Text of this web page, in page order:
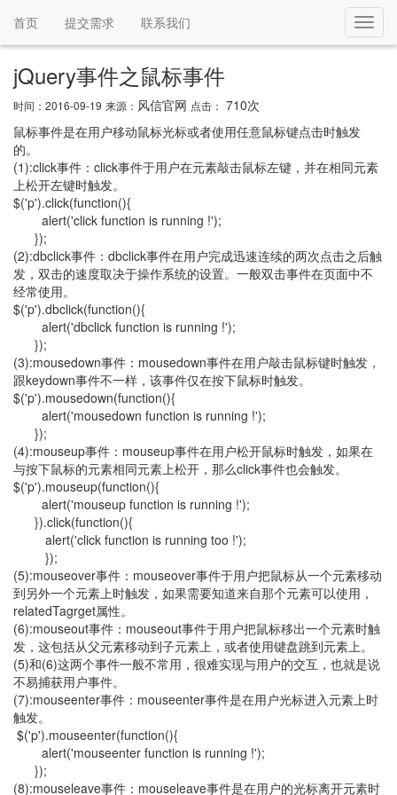
首页 提交需求 联系我们
jQuery事件之鼠标事件
时间：2016-09-19 来源： 风信官网 点击： 710次
鼠标事件是在用户移动鼠标光标或者使用任意鼠标键点击时触发
的。
(1):click事件：click事件于用户在元素敲击鼠标左键，并在相同元素
上松开左键时触发。
$('p').click(function(){
alert('click function is running !');
});
(2):dbclick事件：dbclick事件在用户完成迅速连续的两次点击之后触
发，双击的速度取决于操作系统的设置。一般双击事件在页面中不
经常使用。
$('p').dbclick(function(){
alert('dbclick function is running !');
});
(3):mousedown事件：mousedown事件在用户敲击鼠标键时触发，
跟keydown事件不一样，该事件仅在按下鼠标时触发。
$('p').mousedown(function(){
alert('mousedown function is running !');
});
(4):mouseup事件：mouseup事件在用户松开鼠标时触发，如果在
与按下鼠标的元素相同元素上松开，那么click事件也会触发。
$('p').mouseup(function(){
alert('mouseup function is running !');
}).click(function(){
alert('click function is running too !');
});
(5):mouseover事件：mouseover事件于用户把鼠标从一个元素移动
到另外一个元素上时触发，如果需要知道来自那个元素可以使用，
relatedTagrget属性。
(6):mouseout事件：mouseout事件于用户把鼠标移出一个元素时触
发，这包括从父元素移动到子元素上，或者使用键盘跳到元素上。
(5)和(6)这两个事件一般不常用，很难实现与用户的交互，也就是说
不易捕获用户事件。
(7):mouseenter事件：mouseenter事件是在用户光标进入元素上时
触发。
$('p').mouseenter(function(){
alert('mouseenter function is running !');
});
(8):mouseleave事件：mouseleave事件是在用户的光标离开元素时